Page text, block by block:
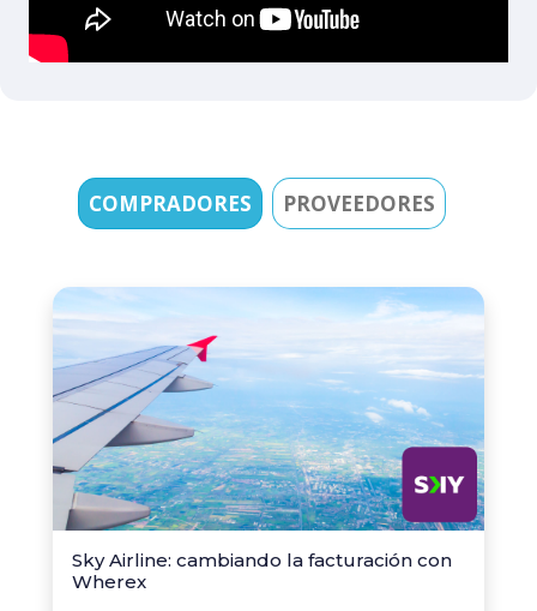
COMPRADORES PROVEEDORES
Sky Airline: cambiando la facturación con
Wherex